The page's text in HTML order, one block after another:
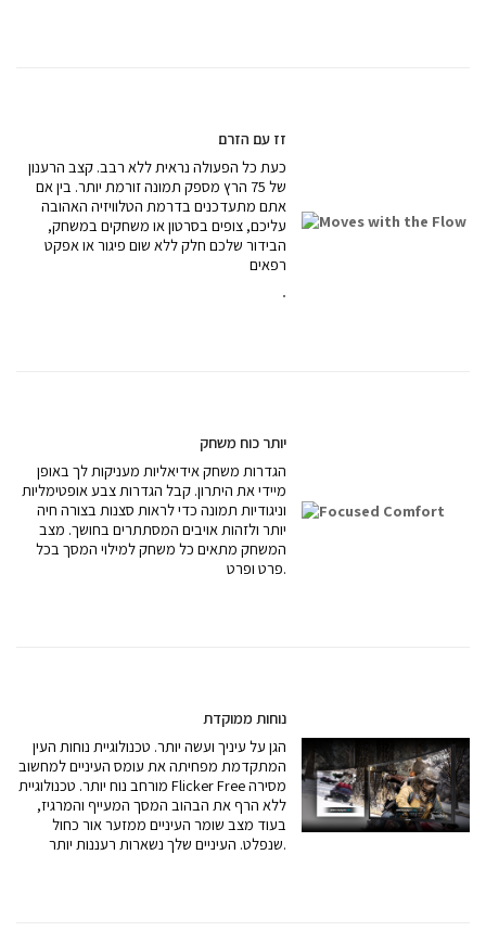
זז עם הזרם
כעת כל הפעולה נראית ללא רבב. קצב הרענון
של 75 הרץ מספק תמונה זורמת יותר. בין אם
אתם מתעדכנים בדרמת הטלוויזיה האהובה
עליכם, צופים בסרטון או משחקים במשחק,
הבידור שלכם חלק ללא שום פיגור או אפקט
רפאים
.
יותר כוח משחק
הגדרות משחק אידיאליות מעניקות לך באופן
מיידי את היתרון. קבל הגדרות צבע אופטימליות
וניגודיות תמונה כדי לראות סצנות בצורה חיה
יותר ולזהות אויבים המסתתרים בחושך. מצב
המשחק מתאים כל משחק למילוי המסך בכל
פרט ופרט.
נוחות ממוקדת
הגן על עיניך ועשה יותר. טכנולוגיית נוחות העין
המתקדמת מפחיתה את עומס העיניים למחשוב
מורחב נוח יותר. טכנולוגיית Flicker Free מסירה
ללא הרף את הבהוב המסך המעייף והמרגיז,
בעוד מצב שומר העיניים ממזער אור כחול
שנפלט. העיניים שלך נשארות רעננות יותר.